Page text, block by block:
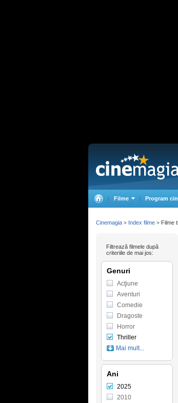
Filme Program
Filtrează filmele după
criteriile de mai jos:
Genuri
Acţiune
Aventuri
Comedie
Dragoste
Horror
Thriller
Mai mult...
Ani
2025
2010
Cinemagia > Index filme > Filme